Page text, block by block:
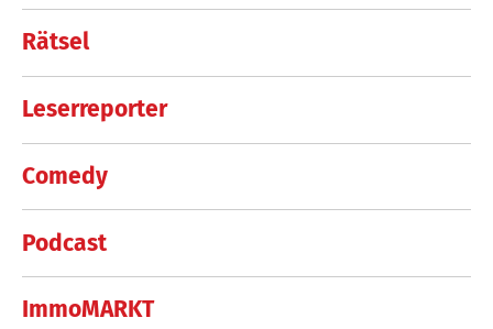
Rätsel
Leserreporter
Comedy
Podcast
ImmoMARKT